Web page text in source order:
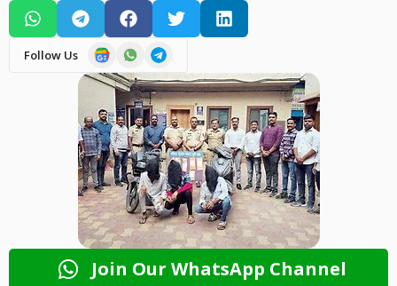
Follow Us
Join Our WhatsApp Channel